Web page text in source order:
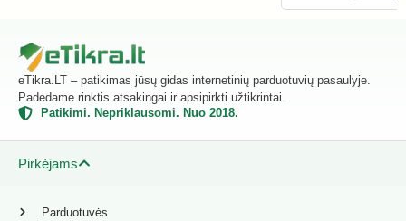
eTikra.LT – patikimas jūsų gidas internetinių parduotuvių pasaulyje.
Padedame rinktis atsakingai ir apsipirkti užtikrintai.
Patikimi. Nepriklausomi. Nuo 2018.
Pirkėjams
Parduotuvės